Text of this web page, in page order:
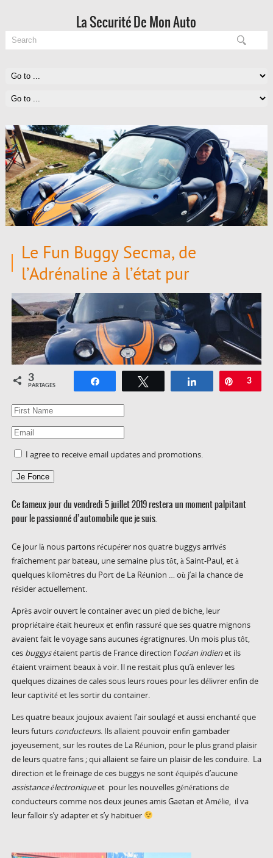
La Securité De Mon Auto
Le Fun Buggy Secma, de
l’Adrénaline à l’état pur
3
PARTAGES
Partagez Partagez Épingle
3
I agree to receive email updates and promotions.
Je Fonce
Ce fameux jour du vendredi 5 juillet 2019 restera un moment palpitant
pour le passionné d’automobile que je suis.
Ce jour là nous partons récupérer nos quatre buggys arrivés
fraîchement par bateau, une semaine plus tôt, à Saint-Paul, et à
quelques kilomètres du Port de La Réunion … où j’ai la chance de
résider actuellement.
Après avoir ouvert le container avec un pied de biche, leur
propriétaire était heureux et enfin rassuré que ses quatre mignons
avaient fait le voyage sans aucunes égratignures. Un mois plus tôt,
ces buggysétaient partis de France direction l’océan indienet ils
étaient vraiment beaux à voir. Il ne restait plus qu’à enlever les
quelques dizaines de cales sous leurs roues pour les délivrer enfin de
leur captivité et les sortir du container.
Les quatre beaux joujoux avaient l’air soulagé et aussi enchanté que
leurs futursconducteurs. Ils allaient pouvoir enfin gambader
joyeusement, sur les routes de La Réunion, pour le plus grand plaisir
de leurs quatre fans ; qui allaient se faire un plaisir de les conduire. La
direction et le freinage de ces buggys ne sont équipés d’aucune
assistance électroniqueet pour les nouvelles générations de
conducteurs comme nos deux jeunes amis Gaetan et Amélie, il va
leur falloir s’y adapter et s’y habituer